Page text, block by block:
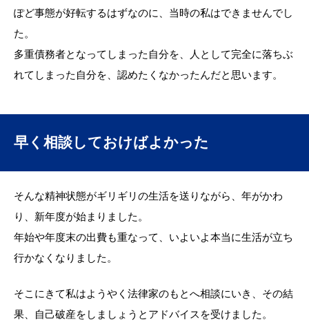
ぽど事態が好転するはずなのに、当時の私はできませんでし
た。
多重債務者となってしまった自分を、人として完全に落ちぶ
れてしまった自分を、認めたくなかったんだと思います。
早く相談しておけばよかった
そんな精神状態がギリギリの生活を送りながら、年がかわ
り、新年度が始まりました。
年始や年度末の出費も重なって、いよいよ本当に生活が立ち
行かなくなりました。
そこにきて私はようやく法律家のもとへ相談にいき、その結
果、自己破産をしましょうとアドバイスを受けました。